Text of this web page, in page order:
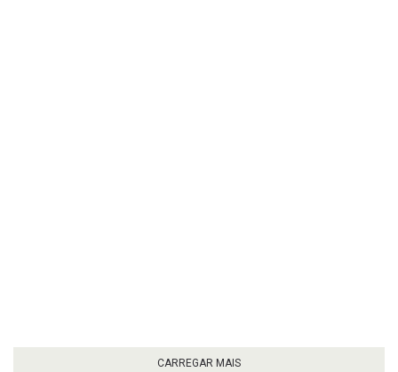
CARREGAR MAIS